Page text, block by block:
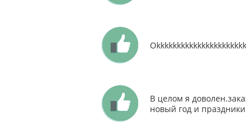
В целом я
новый год и